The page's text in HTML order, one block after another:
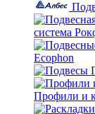
система
Ecophon
Профили и